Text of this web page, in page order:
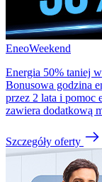
EneoWeekend
Energia 50% taniej
Bonusowa godzina
przez 2 lata i pomoc
zawiera dodatkową
Szczegóły oferty